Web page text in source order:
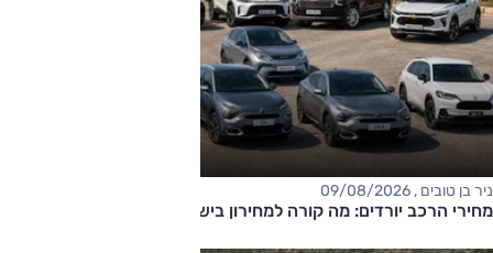
ניר בן טובים , 09/08/2026
מחירי הרכב יורדים: מה קורה למחירון בישראל?